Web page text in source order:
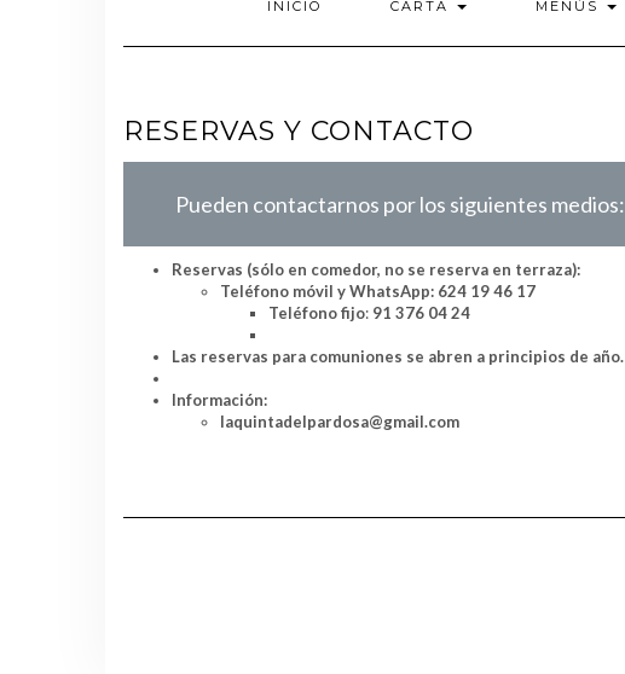
INICIO CARTA MENÚS
RESERVAS Y CONTACTO
Pueden contactarnos por los siguientes medios:
Reservas (sólo en comedor, no se reserva en terraza):
Teléfono móvil y WhatsApp: 624 19 46 17
Teléfono fijo: 91 376 04 24
Las reservas para comuniones se abren a principios de año.
Información:
laquintadelpardosa@gmail.com